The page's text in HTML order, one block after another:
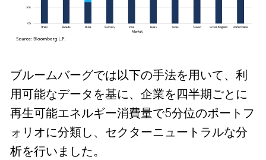
ブルームバーグでは以下の手法を用いて、利
用可能なデータを基に、企業を四半期ごとに
再生可能エネルギー消費量で5分位のポートフ
ォリオに分類し、セクターニュートラルな分
析を行いました。